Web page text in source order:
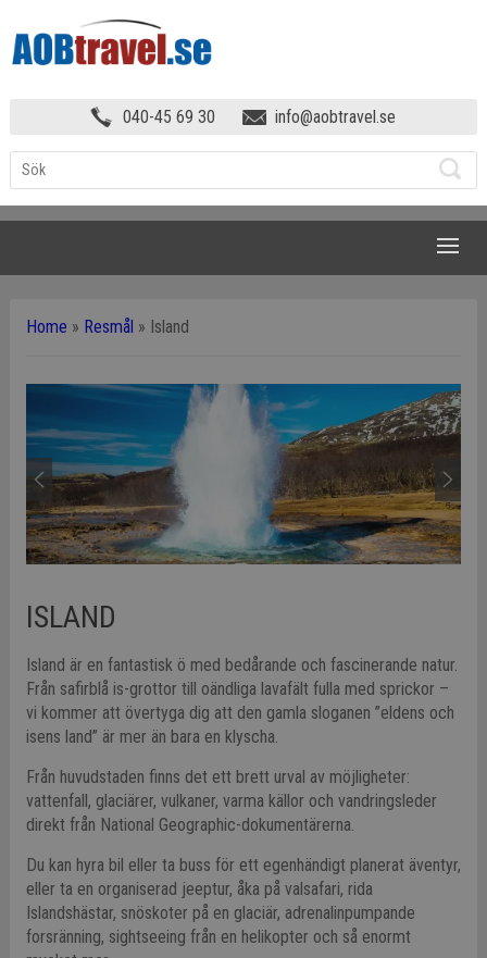
040-45 69 30 info@aobtravel.se
Home » Resmål » Island
ISLAND
Island är en fantastisk ö med bedårande och fascinerande natur.
Från safirblå is-grottor till oändliga lavafält fulla med sprickor –
vi kommer att övertyga dig att den gamla sloganen ”eldens och
isens land” är mer än bara en klyscha.
Från huvudstaden finns det ett brett urval av möjligheter:
vattenfall, glaciärer, vulkaner, varma källor och vandringsleder
direkt från National Geographic-dokumentärerna.
Du kan hyra bil eller ta buss för ett egenhändigt planerat äventyr,
eller ta en organiserad jeeptur, åka på valsafari, rida
Islandshästar, snöskoter på en glaciär, adrenalinpumpande
forsränning, sightseeing från en helikopter och så enormt